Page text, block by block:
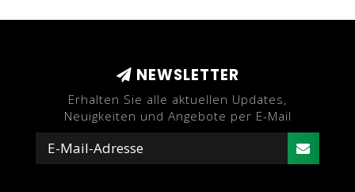
NEWSLETTER
Erhalten Sie alle aktuellen Updates,
Neuigkeiten und Angebote per E-Mail